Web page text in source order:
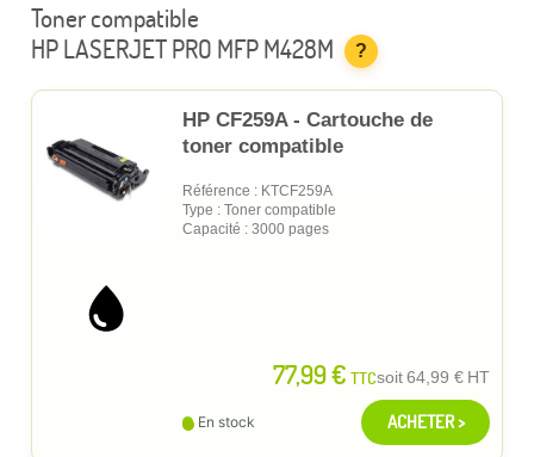
Toner compatible
HP LASERJET PRO MFP M428M
?
HP CF259A - Cartouche de
toner compatible
Référence : KTCF259A
Type : Toner compatible
Capacité : 3000 pages
77,99 € TTCsoit64,99 € HT
En stock ACHETER >